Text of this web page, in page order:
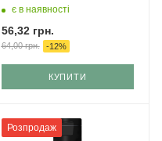
є в наявності
56,32грн.
64,00грн. -12%
КУПИТИ
Розпродаж